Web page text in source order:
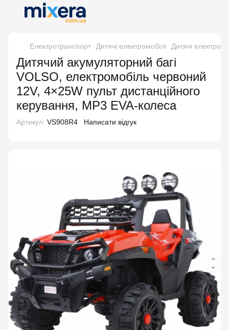
Електротранспорт Дитячі електромобілі Дитячі
Дитячий акумуляторний багі
VOLSO, електромобіль червоний
12V, 4×25W пульт дистанційного
керування, MP3 EVA-колеса
Артикул: VS908R4 Написати відгук